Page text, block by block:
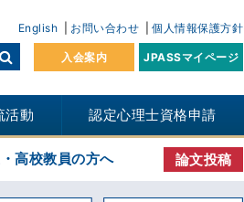
English お問い合わせ 個人情報保護方針
入会案内 JPASSマイページ
活動 認定心理士資格申請
高校教員の方へ 論文投稿